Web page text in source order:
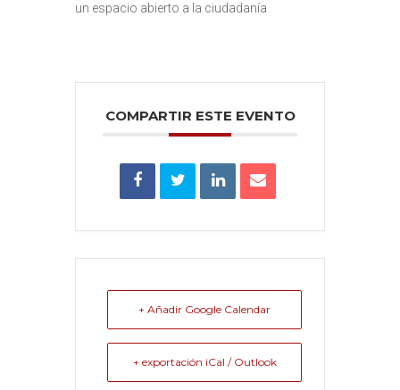
un espacio abierto a la ciudadanía
COMPARTIR ESTE EVENTO
+ Añadir Google Calendar
+ exportación iCal / Outlook